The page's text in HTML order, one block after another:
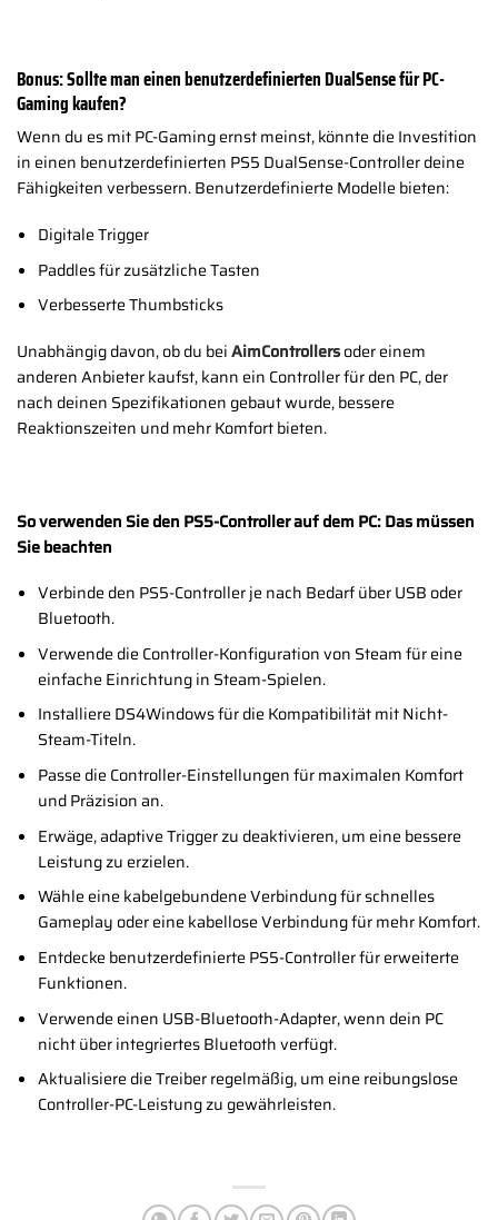
Bonus: Sollte man einen benutzerdefinierten DualSense für PC-
Gaming kaufen?
Wenn du es mit PC-Gaming ernst meinst, könnte die Investition
in einen benutzerdefinierten PS5 DualSense-Controller deine
Fähigkeiten verbessern. Benutzerdefinierte Modelle bieten:
Digitale Trigger
Paddles für zusätzliche Tasten
Verbesserte Thumbsticks
Unabhängig davon, ob du beiAimControllersoder einem
anderen Anbieter kaufst, kann ein Controller für den PC, der
nach deinen Spezifikationen gebaut wurde, bessere
Reaktionszeiten und mehr Komfort bieten.
So verwenden Sie den PS5-Controller auf dem PC: Das müssen
Sie beachten
Verbinde den PS5-Controller je nach Bedarf über USB oder
Bluetooth.
Verwende die Controller-Konfiguration von Steam für eine
einfache Einrichtung in Steam-Spielen.
Installiere DS4Windows für die Kompatibilität mit Nicht-
Steam-Titeln.
Passe die Controller-Einstellungen für maximalen Komfort
und Präzision an.
Erwäge, adaptive Trigger zu deaktivieren, um eine bessere
Leistung zu erzielen.
Wähle eine kabelgebundene Verbindung für schnelles
Gameplay oder eine kabellose Verbindung für mehr Komfort.
Entdecke benutzerdefinierte PS5-Controller für erweiterte
Funktionen.
Verwende einen USB-Bluetooth-Adapter, wenn dein PC
nicht über integriertes Bluetooth verfügt.
Aktualisiere die Treiber regelmäßig, um eine reibungslose
Controller-PC-Leistung zu gewährleisten.